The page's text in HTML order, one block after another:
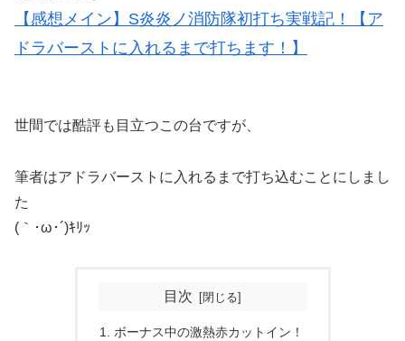
【感想メイン】S炎炎ノ消防隊初打ち実戦記！【ア
ドラバーストに入れるまで打ちます！】
世間では酷評も目立つこの台ですが、
筆者はアドラバーストに入れるまで打ち込むことにしまし
た
(｀･ω･´)ｷﾘｯ
目次
ボーナス中の激熱赤カットイン！